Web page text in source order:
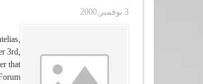
3 نوفمبر,2000
3rd,
that